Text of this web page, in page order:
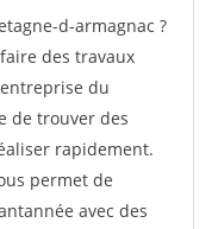
d-armagnac ?
des travaux
du
de trouver des
rapidement.
permet de
avec des